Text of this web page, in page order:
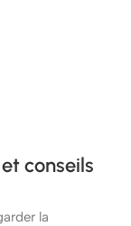
conseils
la